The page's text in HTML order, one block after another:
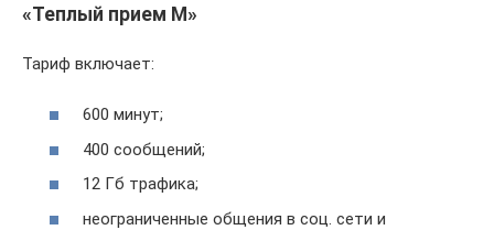
«Теплый прием М»
Тариф включает:
600 минут;
400 сообщений;
12 Гб трафика;
неограниченные общения в соц. сети и